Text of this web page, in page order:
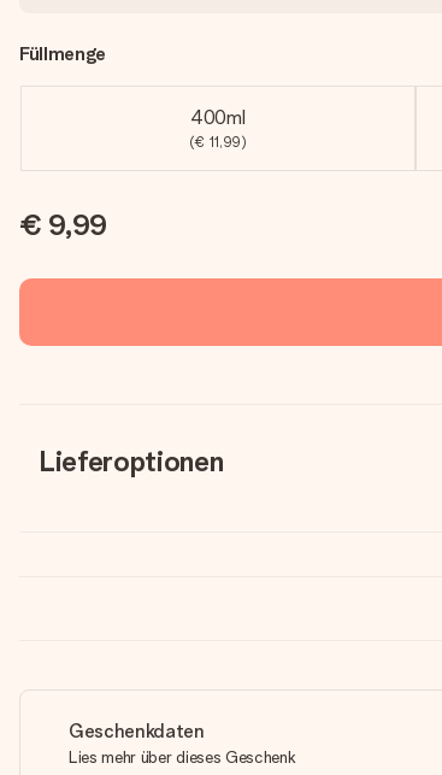
Füllmenge
400ml
(€ 11,99)
€ 9,99
Lieferoptionen
Geschenkdaten
Lies mehr über dieses Geschenk